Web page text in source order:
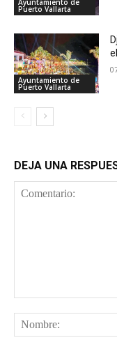
Ayuntamiento de
Puerto Vallarta
Ayuntamiento de
Puerto Vallarta
DEJA UNA